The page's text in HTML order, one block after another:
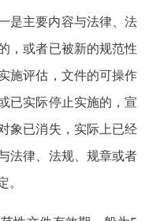
是主要内容与法律、法
，或者已被新的规范性
施评估，文件的可操作
已实际停止实施的，宣
象已消失，实际上已经
法律、法规、规章或者